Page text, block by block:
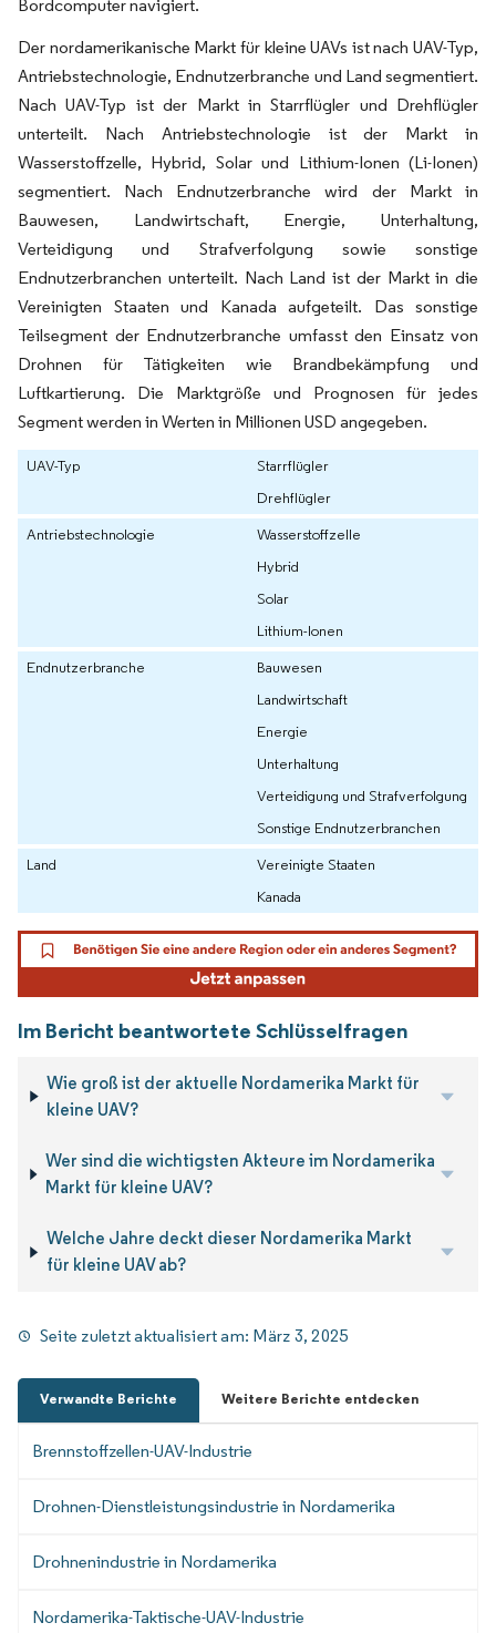
Bordcomputer navigiert.
Der nordamerikanische Markt für kleine UAVs ist nach UAV-Typ,
Antriebstechnologie, Endnutzerbranche und Land segmentiert.
Nach UAV-Typ ist der Markt in Starrflügler und Drehflügler
unterteilt. Nach Antriebstechnologie ist der Markt in
Wasserstoffzelle, Hybrid, Solar und Lithium-Ionen (Li-Ionen)
segmentiert. Nach Endnutzerbranche wird der Markt in
Bauwesen, Landwirtschaft, Energie, Unterhaltung,
Verteidigung und Strafverfolgung sowie sonstige
Endnutzerbranchen unterteilt. Nach Land ist der Markt in die
Vereinigten Staaten und Kanada aufgeteilt. Das sonstige
Teilsegment der Endnutzerbranche umfasst den Einsatz von
Drohnen für Tätigkeiten wie Brandbekämpfung und
Luftkartierung. Die Marktgröße und Prognosen für jedes
Segment werden in Werten in Millionen USD angegeben.
UAV-Typ
Starrflügler
Drehflügler
Antriebstechnologie
Wasserstoffzelle
Hybrid
Solar
Lithium-Ionen
Endnutzerbranche
Bauwesen
Landwirtschaft
Energie
Unterhaltung
Verteidigung und Strafverfolgung
Sonstige Endnutzerbranchen
Land
Vereinigte Staaten
Kanada
Im Bericht beantwortete Schlüsselfragen
Wie groß ist der aktuelle Nordamerika Markt für
kleine UAV?
Wer sind die wichtigsten Akteure im Nordamerika
Markt für kleine UAV?
Welche Jahre deckt dieser Nordamerika Markt
für kleine UAV ab?
Seite zuletzt aktualisiert am: März 3, 2025
Verwandte Berichte Weitere Berichte entdecken
Brennstoffzellen-UAV-Industrie
Drohnen-Dienstleistungsindustrie in Nordamerika
Drohnenindustrie in Nordamerika
Nordamerika-Taktische-UAV-Industrie